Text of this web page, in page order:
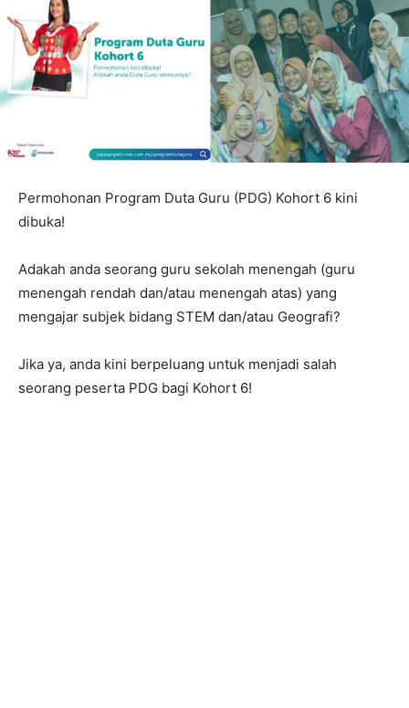
Permohonan Program Duta Guru (PDG) Kohort 6 kini
dibuka!
Adakah anda seorang guru sekolah menengah (guru
menengah rendah dan/atau menengah atas) yang
mengajar subjek bidang STEM dan/atau Geografi?
Jika ya, anda kini berpeluang untuk menjadi salah
seorang peserta PDG bagi Kohort 6!